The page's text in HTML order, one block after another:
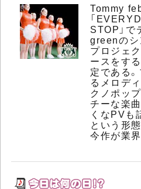
Tommy
「
STOP」
greenのシ
プロジェ
ースをす
定である
るメロデ
クノポッ
チーな楽
くなPVも
という形
今作が業